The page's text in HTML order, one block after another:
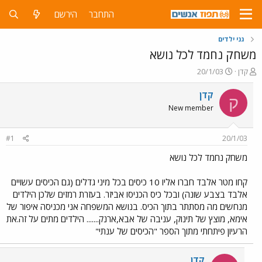
התחבר הירשם
גני ילדים
משחק נחמד לכל נושא
פ
ו
ת
ח
ה
ש
א
קדן
פ
ו
ר
ס
ם
ת
א
ר
20/1/03
ק קדן
New member
20/1/03
#1
משחק נחמד לכל נושא
קחו מטר אלבד חברו אליו 10 כיסים בכל מיני גדלים (גם הכיסים עשויים
אלבד בצבע שונה) ובכל כיס הכניסו אביזר. בעזרת רמזים שלכן הילדים
מנחשים מה מסתתר בתוך הכיס. בנושא המשפחה אני מכניסה איפור של
אימא, מוצץ של תינוק, עניבה של אבא,ארנק....... הילדים מתים על זה.את
הרעיון פיתחתי מתוך הספר "הכיסים של ענתי"
קדן